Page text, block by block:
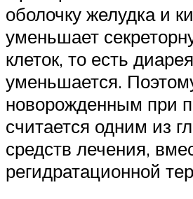
оболочку желудка и
уменьшает
клеток, то есть диарея
уменьшается.
новорожденным при
считается одним из
средств лечения,
регидратационной